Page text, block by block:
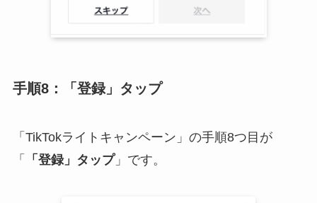
手順8：「登録」タップ
「TikTokライトキャンペーン」の手順8つ目が
「
「登録」タップ」です。